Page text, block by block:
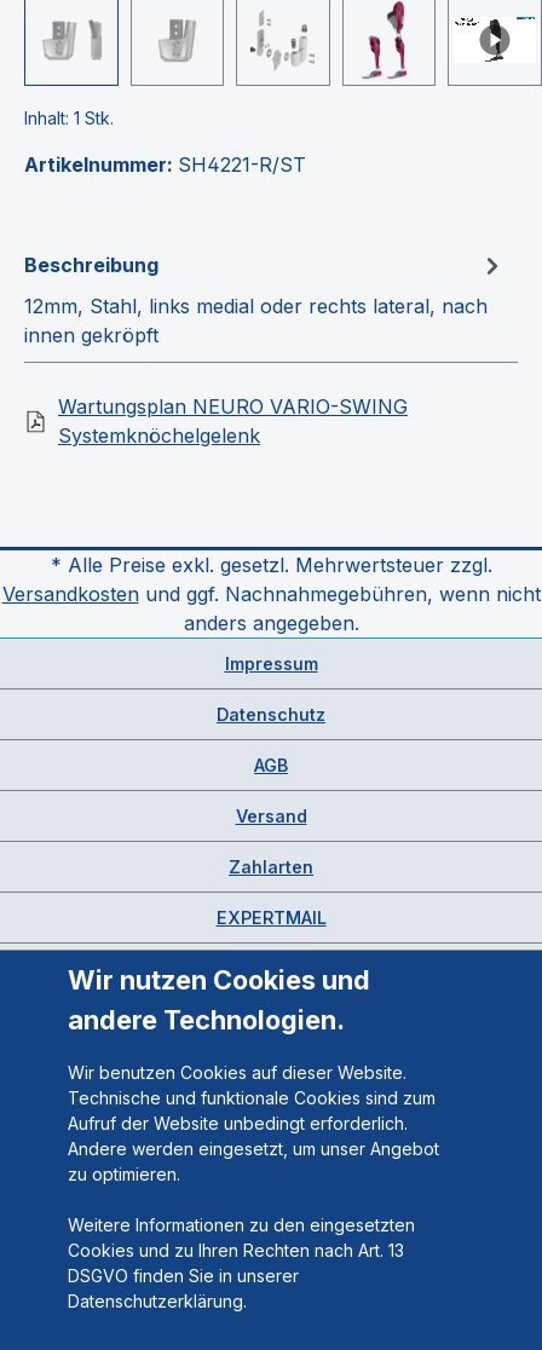
Inhalt: 1 Stk.
Artikelnummer: SH4221-R/ST
Beschreibung
12mm, Stahl, links medial oder rechts lateral, nach
innen gekröpft
Wartungsplan NEURO VARIO-SWING
Systemknöchelgelenk
* Alle Preise exkl. gesetzl. Mehrwertsteuer zzgl.
Versandkostenund ggf. Nachnahmegebühren, wenn nicht
anders angegeben.
Impressum
Datenschutz
AGB
Versand
Zahlarten
EXPERTMAIL
Wir nutzen Cookies und
andere Technologien.
Wir benutzen Cookies auf dieser Website.
Technische und funktionale Cookies sind zum
Aufruf der Website unbedingt erforderlich.
Andere werden eingesetzt, um unser Angebot
zu optimieren.
Weitere Informationen zu den eingesetzten
Cookies und zu Ihren Rechten nach Art. 13
DSGVO finden Sie in unserer
Datenschutzerklärung.